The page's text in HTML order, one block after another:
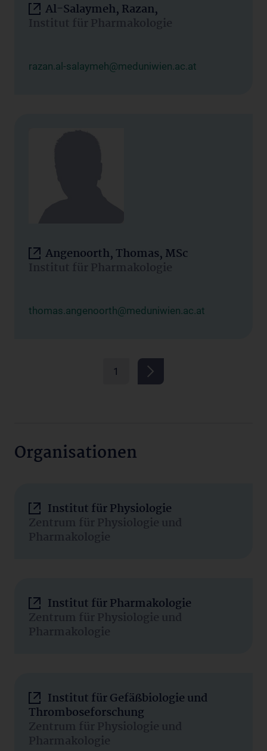
Al-Salaymeh, Razan,
Institut für Pharmakologie
razan.al-salaymeh@meduniwien.ac.at
Angenoorth, Thomas, MSc
Institut für Pharmakologie
thomas.angenoorth@meduniwien.ac.at
1
Organisationen
Institut für Physiologie
Zentrum für Physiologie und
Pharmakologie
Institut für Pharmakologie
Zentrum für Physiologie und
Pharmakologie
Institut für Gefäßbiologie und
Thromboseforschung
Zentrum für Physiologie und
Pharmakologie